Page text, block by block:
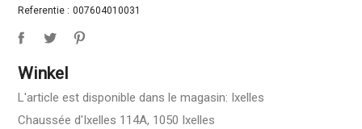
Referentie : 007604010031
Winkel
L'article est disponible dans le magasin: Ixelles
Chaussée d'Ixelles 114A, 1050 Ixelles